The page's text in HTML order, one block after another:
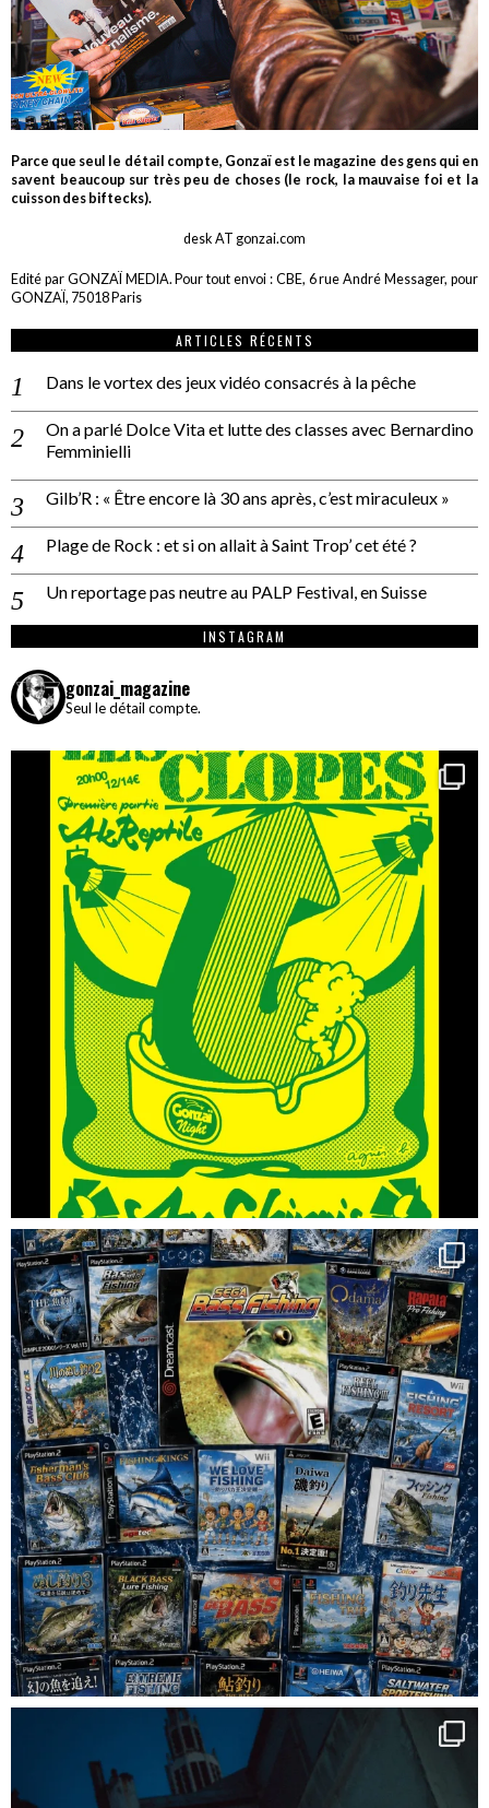
Parce que seul le détail compte, Gonzaï est le magazine des gens qui en
savent beaucoup sur très peu de choses (le rock, la mauvaise foi et la
cuisson des biftecks).
desk AT gonzai.com
Edité par GONZAÏ MEDIA. Pour tout envoi : CBE, 6 rue André Messager, pour
GONZAÏ, 75018 Paris
ARTICLES RÉCENTS
Dans le vortex des jeux vidéo consacrés à la pêche
On a parlé Dolce Vita et lutte des classes avec Bernardino
Femminielli
Gilb’R : « Être encore là 30 ans après, c’est miraculeux »
Plage de Rock : et si on allait à Saint Trop’ cet été ?
Un reportage pas neutre au PALP Festival, en Suisse
INSTAGRAM
gonzai_magazine
Seul le détail compte.